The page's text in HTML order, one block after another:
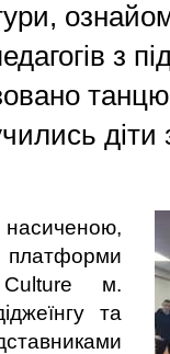
з
діти
м.
та